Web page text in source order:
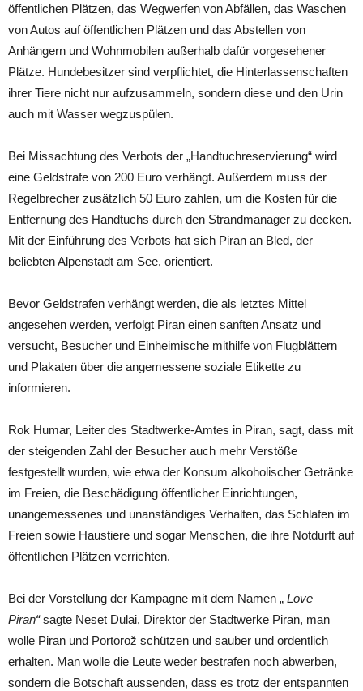
öffentlichen Plätzen, das Wegwerfen von Abfällen, das Waschen
von Autos auf öffentlichen Plätzen und das Abstellen von
Anhängern und Wohnmobilen außerhalb dafür vorgesehener
Plätze. Hundebesitzer sind verpflichtet, die Hinterlassenschaften
ihrer Tiere nicht nur aufzusammeln, sondern diese und den Urin
auch mit Wasser wegzuspülen.
Bei Missachtung des Verbots der „Handtuchreservierung“ wird
eine Geldstrafe von 200 Euro verhängt. Außerdem muss der
Regelbrecher zusätzlich 50 Euro zahlen, um die Kosten für die
Entfernung des Handtuchs durch den Strandmanager zu decken.
Mit der Einführung des Verbots hat sich Piran an Bled, der
beliebten Alpenstadt am See, orientiert.
Bevor Geldstrafen verhängt werden, die als letztes Mittel
angesehen werden, verfolgt Piran einen sanften Ansatz und
versucht, Besucher und Einheimische mithilfe von Flugblättern
und Plakaten über die angemessene soziale Etikette zu
informieren.
Rok Humar, Leiter des Stadtwerke-Amtes in Piran, sagt, dass mit
der steigenden Zahl der Besucher auch mehr Verstöße
festgestellt wurden, wie etwa der Konsum alkoholischer Getränke
im Freien, die Beschädigung öffentlicher Einrichtungen,
unangemessenes und unanständiges Verhalten, das Schlafen im
Freien sowie Haustiere und sogar Menschen, die ihre Notdurft auf
öffentlichen Plätzen verrichten.
Bei der Vorstellung der Kampagne mit dem Namen „ Love
Piran“sagte Neset Dulai, Direktor der Stadtwerke Piran, man
wolle Piran und Portorož schützen und sauber und ordentlich
erhalten. Man wolle die Leute weder bestrafen noch abwerben,
sondern die Botschaft aussenden, dass es trotz der entspannten